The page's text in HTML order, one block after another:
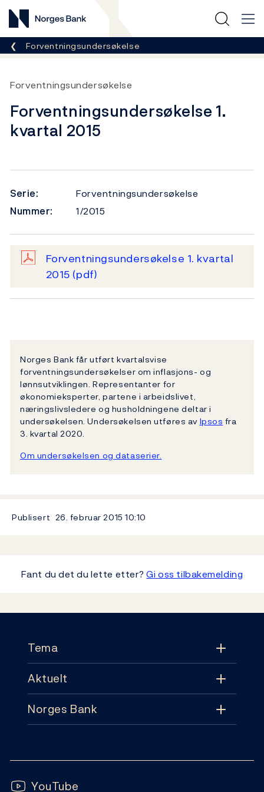
Norges Bank
Her er du nå:
Forventningsundersøkelse
Forventningsundersøkelse
Forventningsundersøkelse 1.
kvartal 2015
Serie:
Forventningsundersøkelse
Nummer:
1/2015
Forventningsundersøkelse 1. kvartal
2015 (pdf)
Norges Bank får utført kvartalsvise
forventningsundersøkelser om inflasjons- og
lønnsutviklingen. Representanter for
økonomieksperter, partene i arbeidslivet,
næringslivsledere og husholdningene deltar i
undersøkelsen. Undersøkelsen utføres avIpsos fra
3. kvartal 2020.
Om undersøkelsen og dataserier.
Publisert 26. februar 201510:10
Fant du det du lette etter?Gi oss tilbakemelding
Tema
Tema
Pengepolitikk
Aktuelt
Aktuelt
Publikasjoner
Norges Bank
Abonnement
Følg oss:
YouTube